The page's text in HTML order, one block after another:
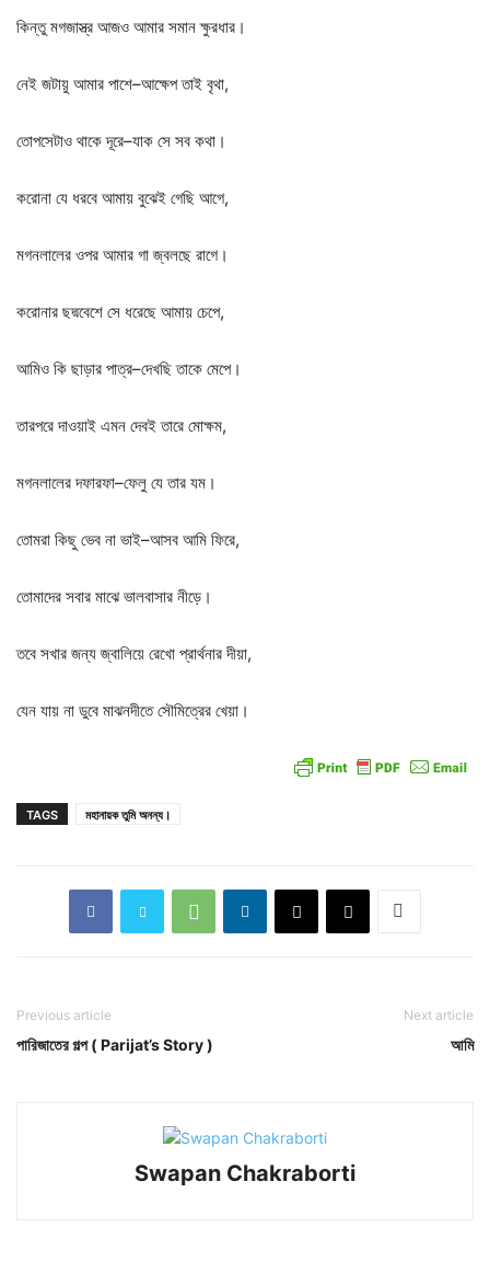
কিন্তু মগজাস্ত্র আজও আমার সমান ক্ষুরধার।
নেই জটায়ু আমার পাশে–আক্ষেপ তাই বৃথা,
তোপসেটাও থাকে দূরে–যাক সে সব কথা।
করোনা যে ধরবে আমায় বুঝেই গেছি আগে,
মগনলালের ওপর আমার গা জ্বলছে রাগে।
করোনার ছদ্মবেশে সে ধরেছে আমায় চেপে,
আমিও কি ছাড়ার পাত্র–দেখছি তাকে মেপে।
তারপরে দাওয়াই এমন দেবই তারে মোক্ষম,
মগনলালের দফারফা–ফেলু যে তার যম।
তোমরা কিছু ভেব না ভাই–আসব আমি ফিরে,
তোমাদের সবার মাঝে ভালবাসার নীড়ে।
তবে সখার জন্য জ্বালিয়ে রেখো প্রার্থনার দীয়া,
যেন যায় না ডুবে মাঝনদীতে সৌমিত্রের খেয়া।
TAGS মহানায়ক তুমি অনন্য।
Previous article
পারিজাতের গল্প ( Parijat’s Story )
Next article
আমি
Swapan Chakraborti